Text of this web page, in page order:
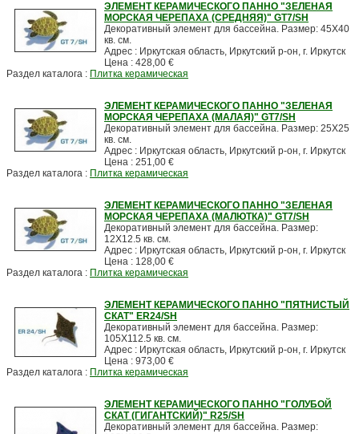
ЭЛЕМЕНТ КЕРАМИЧЕСКОГО ПАННО "ЗЕЛЕНАЯ
МОРСКАЯ ЧЕРЕПАХА (СРЕДНЯЯ)" GT7/SH
Декоративный элемент для бассейна. Размер: 45X40
кв. см.
Адрес : Иркутская область, Иркутский р-он, г. Иркутск
Цена : 428,00 €
Раздел каталога : Плитка керамическая
ЭЛЕМЕНТ КЕРАМИЧЕСКОГО ПАННО "ЗЕЛЕНАЯ
МОРСКАЯ ЧЕРЕПАХА (МАЛАЯ)" GT7/SH
Декоративный элемент для бассейна. Размер: 25X25
кв. см.
Адрес : Иркутская область, Иркутский р-он, г. Иркутск
Цена : 251,00 €
Раздел каталога : Плитка керамическая
ЭЛЕМЕНТ КЕРАМИЧЕСКОГО ПАННО "ЗЕЛЕНАЯ
МОРСКАЯ ЧЕРЕПАХА (МАЛЮТКА)" GT7/SH
Декоративный элемент для бассейна. Размер:
12X12.5 кв. см.
Адрес : Иркутская область, Иркутский р-он, г. Иркутск
Цена : 128,00 €
Раздел каталога : Плитка керамическая
ЭЛЕМЕНТ КЕРАМИЧЕСКОГО ПАННО "ПЯТНИСТЫЙ
СКАТ" ER24/SH
Декоративный элемент для бассейна. Размер:
105X112.5 кв. см.
Адрес : Иркутская область, Иркутский р-он, г. Иркутск
Цена : 973,00 €
Раздел каталога : Плитка керамическая
ЭЛЕМЕНТ КЕРАМИЧЕСКОГО ПАННО "ГОЛУБОЙ
СКАТ (ГИГАНТСКИЙ)" R25/SH
Декоративный элемент для бассейна. Размер: